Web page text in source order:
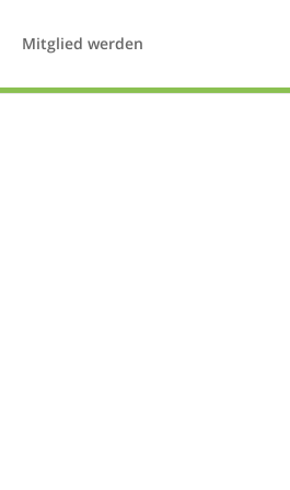
Mitglied werden